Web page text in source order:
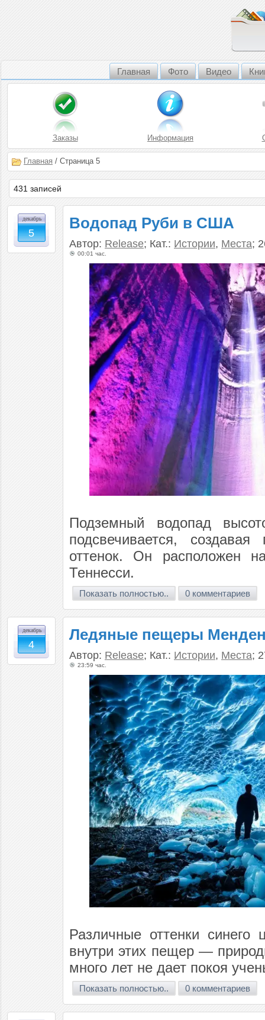
Главная Фото Видео
Заказы Информация
Главная / Страница 5
431 записей
декабрь
5
Водопад Руби в США
Автор: Release; Кат.: Истории, Места;
00:01 час.
Подземный водопад
подсвечивается,
оттенок. Он расположен
Теннесси.
Показать полностью.. 0 комментариев
декабрь
4
Ледяные пещеры
Автор: Release; Кат.: Истории, Места;
23:59 час.
Различные оттенки синего
внутри этих пещер —
много лет не дает покоя
Показать полностью.. 0 комментариев